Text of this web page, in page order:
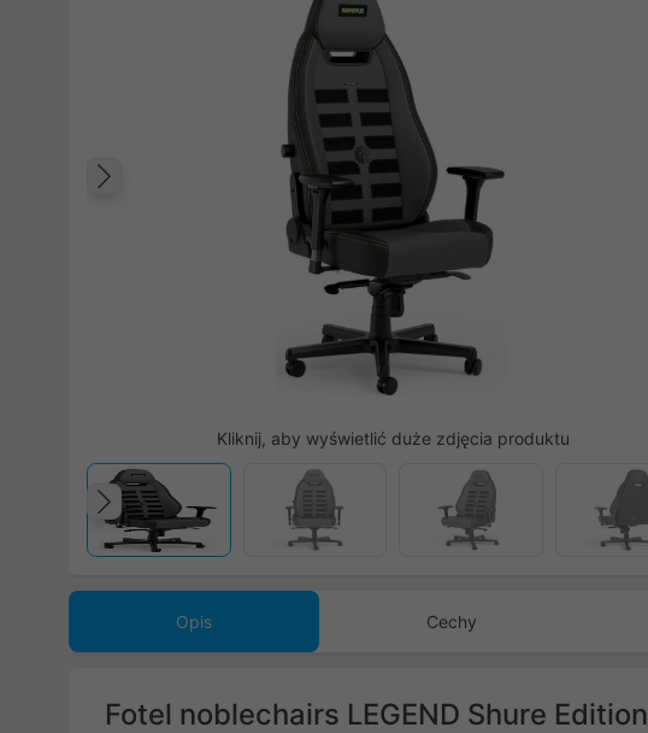
Kliknij, aby wyświetlić duże zdjęcia produktu
Poprzedni
Opis Cechy
Fotel noblechairs LEGEND Shure Edition